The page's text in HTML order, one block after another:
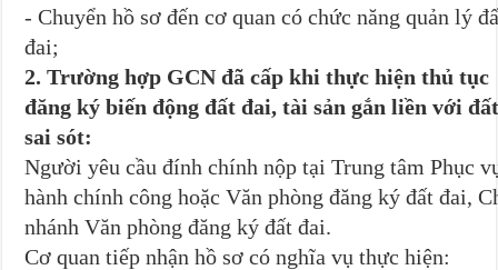
- Chuyển hồ sơ đến cơ quan có chức năng quản lý
đai;
2. Trường hợp GCN đã cấp khi thực hiện thủ tục
đăng ký biến động đất đai, tài sản gắn liền với
sai sót:
Người yêu cầu đính chính nộp tại Trung tâm Phục
hành chính công hoặc Văn phòng đăng ký đất đai,
nhánh Văn phòng đăng ký đất đai.
Cơ quan tiếp nhận hồ sơ có nghĩa vụ thực hiện: